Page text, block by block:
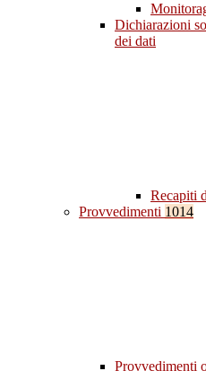
Dichiarazioni
dei dati
Recapiti
Provvedimenti 1014
Provvedimenti